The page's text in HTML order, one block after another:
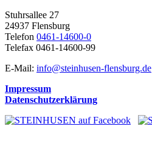
Stuhrsallee 27
24937 Flensburg
Telefon 0461-14600-0
Telefax 0461-14600-99
E-Mail: info@steinhusen-flensburg.de
Impressum
Datenschutzerklärung